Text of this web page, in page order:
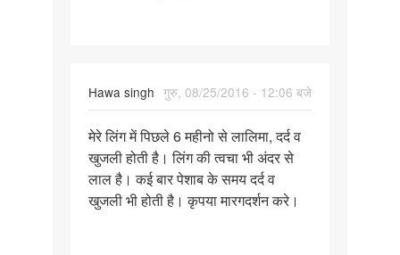
Hawa singh गुरु, 08/25/2016 - 12:06 बजे
मेरे
लिंग
में
पिछले
मेरे लिंग में पिछले 6 महीनो से लालिमा, दर्द व
खुजली होती है। लिंग की त्वचा भी अंदर से
लाल है। कई बार पेशाब के समय दर्द व
खुजली भी होती है। कृपया मारगदर्शन करे।